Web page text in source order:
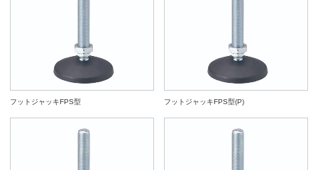
フットジャッキFPS型 フットジャッキFPS型(P)